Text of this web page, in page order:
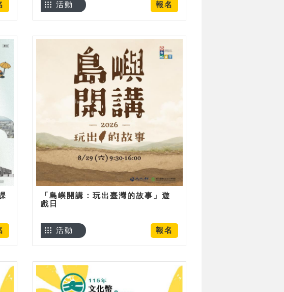
報名
活動
「島嶼開講：玩出臺灣的故事」遊
戲日
報名
活動